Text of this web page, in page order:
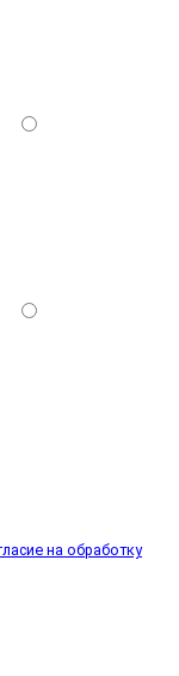
на обработку